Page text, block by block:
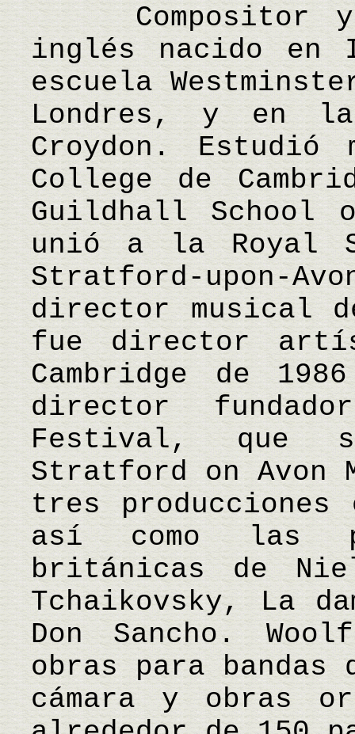
Compositor y
inglés nacido en
escuela
Londres, y en
Croydon.
College de
Guildhall School
unió a la Royal
Stratford-upon-
director musical
fue director
Cambridge de
director
Festival, que
Stratford on
tres
así como las
británicas de
Tchaikovsky, La
Don Sancho.
obras para
cámara y obras